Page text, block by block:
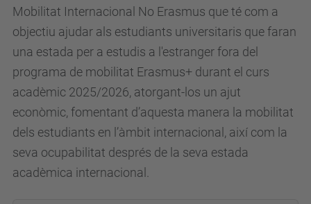
Mobilitat Internacional No Erasmus que té com a
objectiu ajudar als estudiants universitaris que faran
una estada per a estudis a l'estranger fora del
programa de mobilitat Erasmus+ durant el curs
acadèmic 2025/2026, atorgant-los un ajut
econòmic, fomentant d’aquesta manera la mobilitat
dels estudiants en l’àmbit internacional, així com la
seva ocupabilitat després de la seva estada
acadèmica internacional.